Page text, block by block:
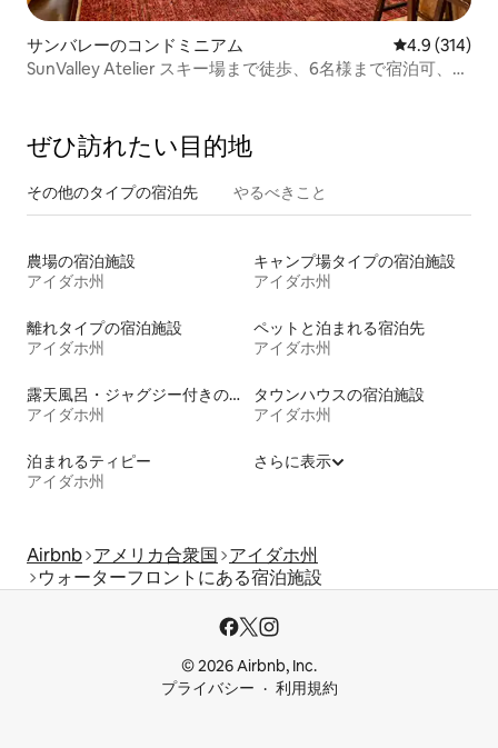
サンバレーのコンドミニアム レビュー314
4.9 (314)
SunValley Atelier スキー場まで徒歩、6名様まで宿泊可、プ
ぜひ訪⁠れ⁠た⁠い目⁠的⁠地
その他のタ⁠イ⁠プ⁠の宿⁠泊⁠先 やるべきこと
農場の宿泊施設
アイダホ州
キャンプ場タイプの宿泊施設
アイダホ州
離れタイプの宿泊施設
アイダホ州
ペットと泊まれる宿泊先
アイダホ州
露天風呂・ジャグジー付きの宿泊施設
アイダホ州
タウンハウスの宿泊施設
アイダホ州
泊まれるティピー
アイダホ州
さらに表示
Airbnb アメリカ合衆国 アイダホ州
ウォーターフロントにある宿泊施設
© 2026 Airbnb, Inc.
プライバシー
利用規約